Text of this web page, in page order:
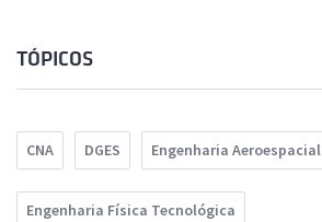
TÓPICOS
CNA DGES Engenharia Aeroespacial
Engenharia Física Tecnológica